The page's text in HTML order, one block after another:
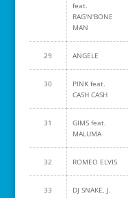
feat.
RAG'N'BONE
MAN
29 ANGELE
30
PINK feat.
CASH CASH
31
GIMS feat.
MALUMA
32 ROMEO ELVIS
33
DJ SNAKE, J.